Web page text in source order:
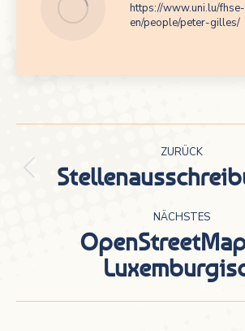
https://www.uni.lu/fhse-
en/people/peter-gilles/
ZURÜCK
NÄCHSTES
Nächster
Beitrag: